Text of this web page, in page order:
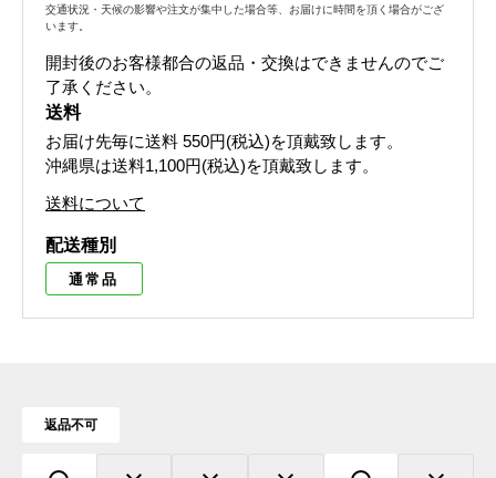
交通状況・天候の影響や注文が集中した場合等、お届けに時間を頂く場合がござ
います。
開封後のお客様都合の返品・交換はできませんのでご
了承ください。
送料
お届け先毎に送料 550円(税込)を頂戴致します。
沖縄県は送料1,100円(税込)を頂戴致します。
送料について
配送種別
通常品
返品不可